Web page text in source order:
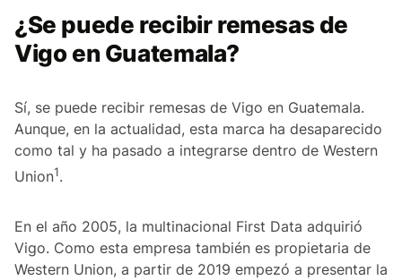
¿Se puede recibir remesas de
Vigo en Guatemala?
Sí, se puede recibir remesas de Vigo en Guatemala.
Aunque, en la actualidad, esta marca ha desaparecido
como tal y ha pasado a integrarse dentro de Western
Union1.
En el año 2005, la multinacional First Data adquirió
Vigo. Como esta empresa también es propietaria de
Western Union, a partir de 2019 empezó a presentar la